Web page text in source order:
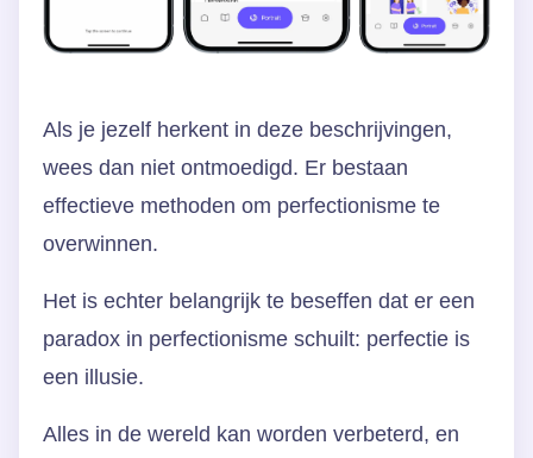
Als je jezelf herkent in deze beschrijvingen,
wees dan niet ontmoedigd. Er bestaan
effectieve methoden om perfectionisme te
overwinnen.
Het is echter belangrijk te beseffen dat er een
paradox in perfectionisme schuilt: perfectie is
een illusie.
Alles in de wereld kan worden verbeterd, en